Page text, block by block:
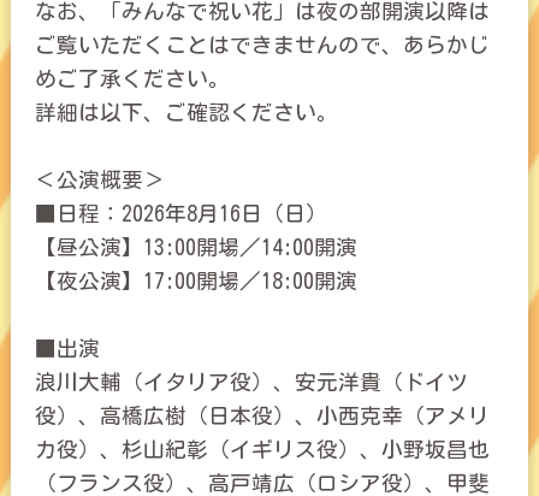
なお、「みんなで祝い花」は夜の部開演以降は
ご覧いただくことはできませんので、あらかじ
めご了承ください。
詳細は以下、ご確認ください。
＜公演概要＞
■日程：2026年8月16日（日）
【昼公演】13:00開場／14:00開演
【夜公演】17:00開場／18:00開演
■出演
浪川大輔（イタリア役）、安元洋貴（ドイツ
役）、高橋広樹（日本役）、小西克幸（アメリ
カ役）、杉山紀彰（イギリス役）、小野坂昌也
（フランス役）、高戸靖広（ロシア役）、甲斐